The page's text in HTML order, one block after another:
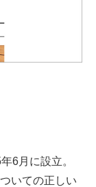
6月に設立。
いての正しい